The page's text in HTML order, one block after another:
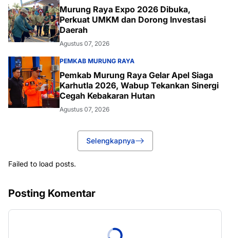
Murung Raya Expo 2026 Dibuka,
Perkuat UMKM dan Dorong Investasi
Daerah
Agustus 07, 2026
PEMKAB MURUNG RAYA
Pemkab Murung Raya Gelar Apel Siaga
Karhutla 2026, Wabup Tekankan Sinergi
Cegah Kebakaran Hutan
Agustus 07, 2026
Selengkapnya
Failed to load posts.
Posting Komentar